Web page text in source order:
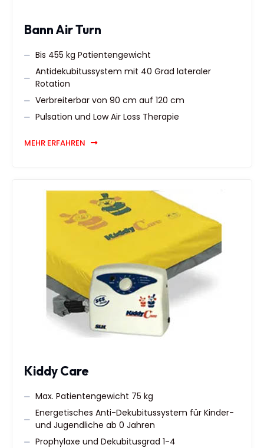
Bann Air Turn
Bis 455 kg Patientengewicht
Antidekubitussystem mit 40 Grad lateraler
Rotation
Verbreiterbar von 90 cm auf 120 cm
Pulsation und Low Air Loss Therapie
MEHR ERFAHREN
Kiddy Care
Max. Patientengewicht 75 kg
Energetisches Anti-Dekubitussystem für Kinder-
und Jugendliche ab 0 Jahren
Prophylaxe und Dekubitusgrad 1-4